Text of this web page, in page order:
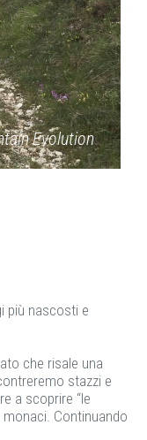
Evolution
più nascosti e
che risale una
stazzi e
a scoprire “le
Continuando